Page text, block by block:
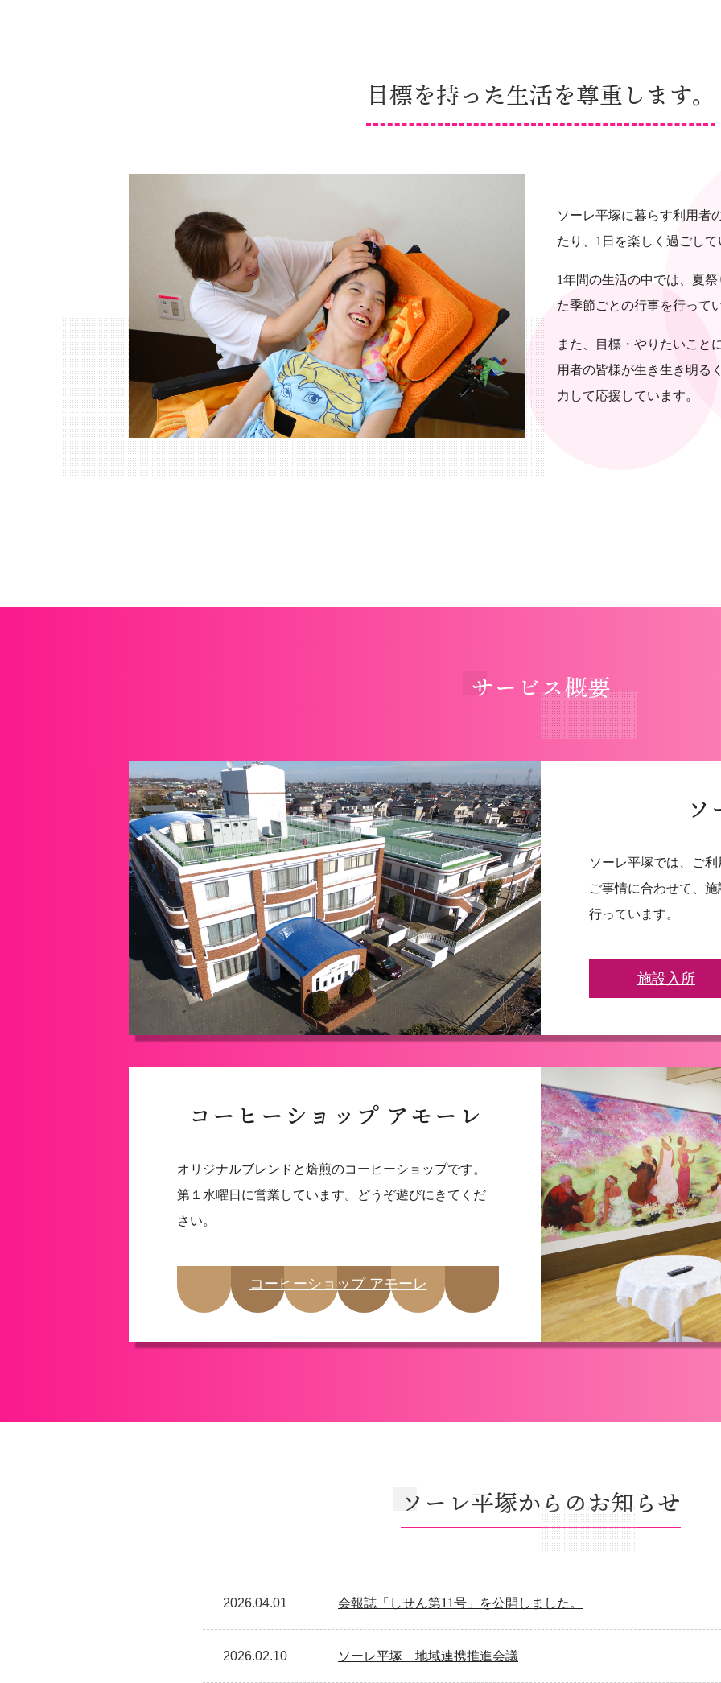
目標を持った生活を尊重します。
ソーレ平塚に暮らす利用者
たり、1日を楽しく過ごし
1年間の生活の中では、夏
た季節ごとの行事を行って
また、目標・やりたいこと
用者の皆様が生き生き明る
力して応援しています。
サービス概要
ソーレ平塚では、ご
ご事情に合わせて、
行っています。
施設入所
コーヒーショップ アモーレ
オリジナルブレンドと焙煎のコーヒーショップです。
第１水曜日に営業しています。どうぞ遊びにきてくだ
さい。
コーヒーショップ アモーレ
ソーレ平塚からのお知らせ
2026.04.01 会報誌「しせん第11号」を公開しました。
2026.02.10 ソーレ平塚 地域連携推進会議